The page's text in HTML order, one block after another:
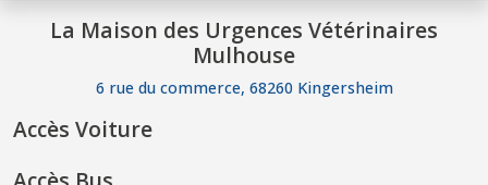
La Maison des Urgences Vétérinaires
Mulhouse
6 rue du commerce, 68260 Kingersheim
Accès Voiture